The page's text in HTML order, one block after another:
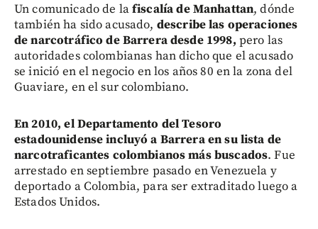
Un comunicado de lafiscalía de Manhattan, dónde
también ha sido acusado, describe las operaciones
de narcotráfico de Barrera desde 1998, pero las
autoridades colombianas han dicho que el acusado
se inició en el negocio en los años 80 en la zona del
Guaviare, en el sur colombiano.
En 2010, el Departamento del Tesoro
estadounidense incluyó a Barrera en su lista de
narcotraficantes colombianos más buscados. Fue
arrestado en septiembre pasado en Venezuela y
deportado a Colombia, para ser extraditado luego a
Estados Unidos.